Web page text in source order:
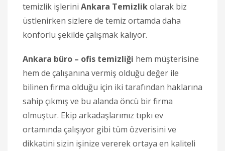
temizlik işlerini Ankara Temizlikolarak biz
üstlenirken sizlere de temiz ortamda daha
konforlu şekilde çalışmak kalıyor.
Ankara büro – ofis temizliği hem müşterisine
hem de çalışanına vermiş olduğu değer ile
bilinen firma olduğu için iki tarafından haklarına
sahip çıkmış ve bu alanda öncü bir firma
olmuştur. Ekip arkadaşlarımız tıpkı ev
ortamında çalışıyor gibi tüm özverisini ve
dikkatini sizin işinize vererek ortaya en kaliteli